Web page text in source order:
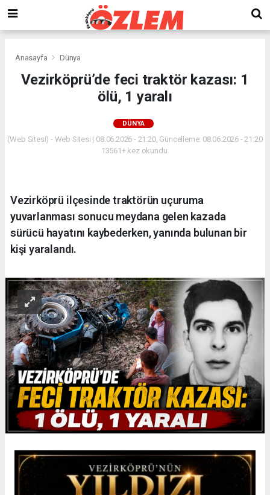
Anasayfa Dünya
Vezirköprü’de feci traktör kazası: 1
ölü, 1 yaralı
DÜNYA
(Web Sitesi) - Web Sitesi | 08.06.2026 - 21:20, Güncelleme: 08.06.2026 - 21:20
13561+ kez okundu.
Vezirköprü ilçesinde traktörün uçuruma
yuvarlanması sonucu meydana gelen kazada
sürücü hayatını kaybederken, yanında bulunan bir
kişi yaralandı.